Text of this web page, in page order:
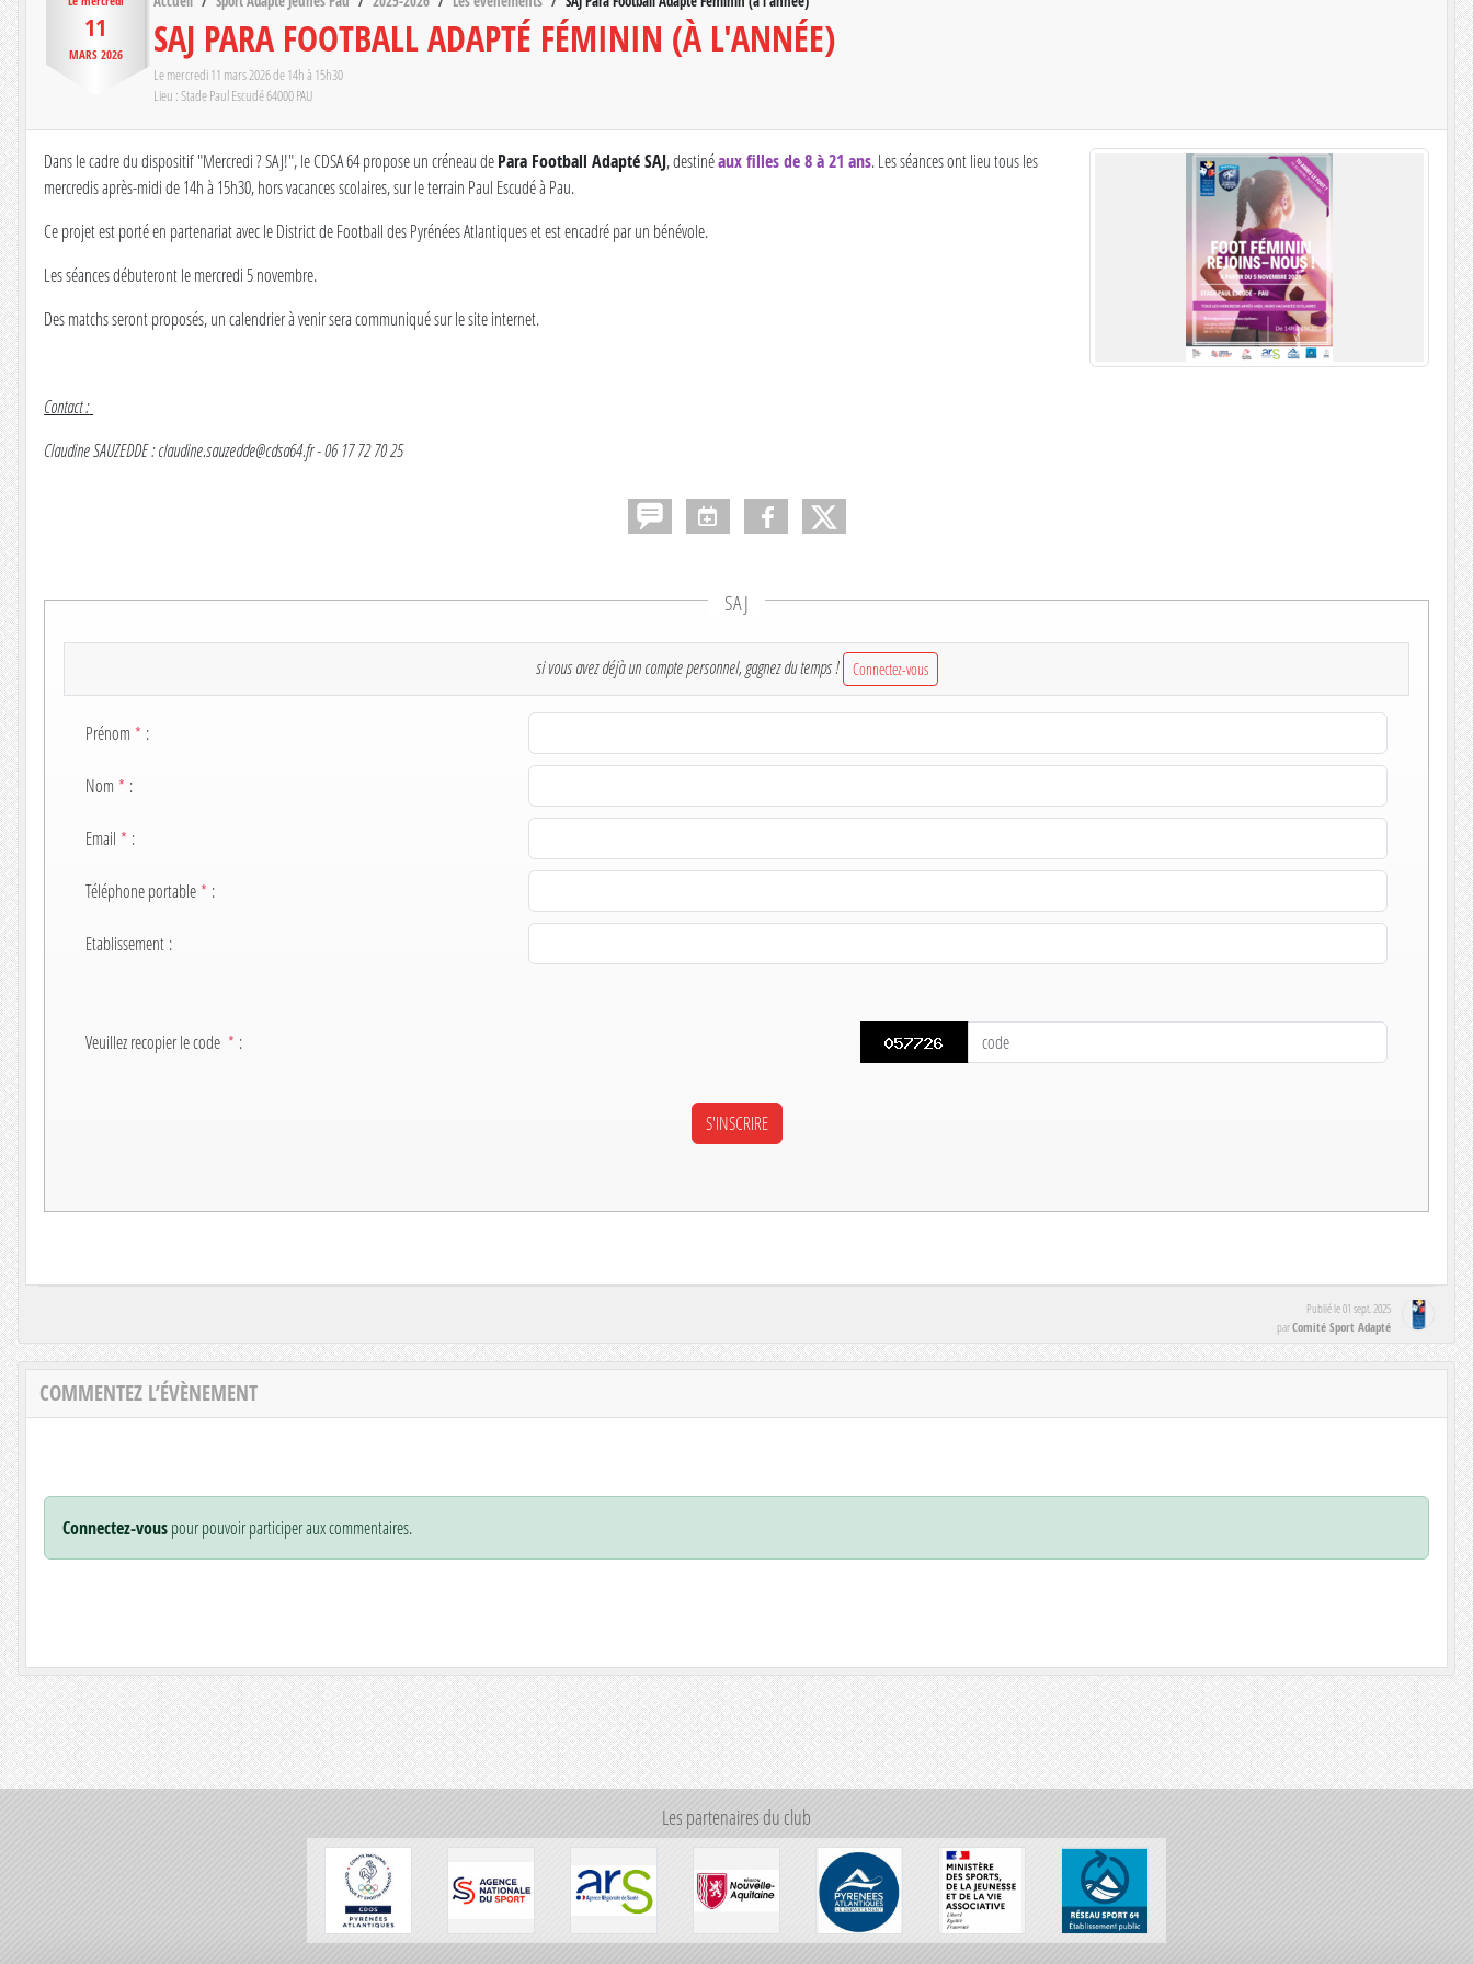
11
MARS 2026 SAJ PARA FOOTBALL ADAPTÉ FÉMININ (À L'ANNÉE)
Lemercredi11 mars2026de 14h à 15h30
Lieu :Stade Paul Escudé64000PAU
Dans le cadre du dispositif "Mercredi ? SAJ!", le CDSA 64 propose un créneau dePara Football Adapté SAJ, destinéaux filles de 8 à 21 ans. Les séances ont lieu tous les
mercredis après-midi de 14h à 15h30, hors vacances scolaires, sur le terrain Paul Escudé à Pau.
Ce projet est porté en partenariat avec le District de Football des Pyrénées Atlantiques et est encadré par un bénévole.
Les séances débuteront le mercredi 5 novembre.
Des matchs seront proposés, un calendrier à venir sera communiqué sur le site internet.
Contact :
Claudine SAUZEDDE : claudine.sauzedde@cdsa64.fr - 06 17 72 70 25
SAJ
si vous avez déjà un compte personnel, gagnez du temps ! Connectez-vous
Prénom * :
Nom * :
Email * :
Téléphone portable* :
Etablissement :
Veuillez recopier le code * :
Publié le01 sept. 2025
parComité Sport Adapté
COMMENTEZ L’ÉVÈNEMENT
Connectez-vouspour pouvoir participer aux commentaires.
Les partenaires du club